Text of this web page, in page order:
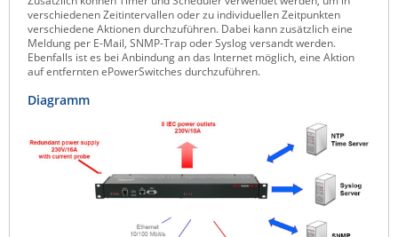
verschiedenen Zeitintervallen oder zu individuellen Zeitpunkten
verschiedene Aktionen durchzuführen. Dabei kann zusätzlich eine
Meldung per E-Mail, SNMP-Trap oder Syslog versandt werden.
Ebenfalls ist es bei Anbindung an das Internet möglich, eine Aktion
auf entfernten ePowerSwitches durchzuführen.
Diagramm